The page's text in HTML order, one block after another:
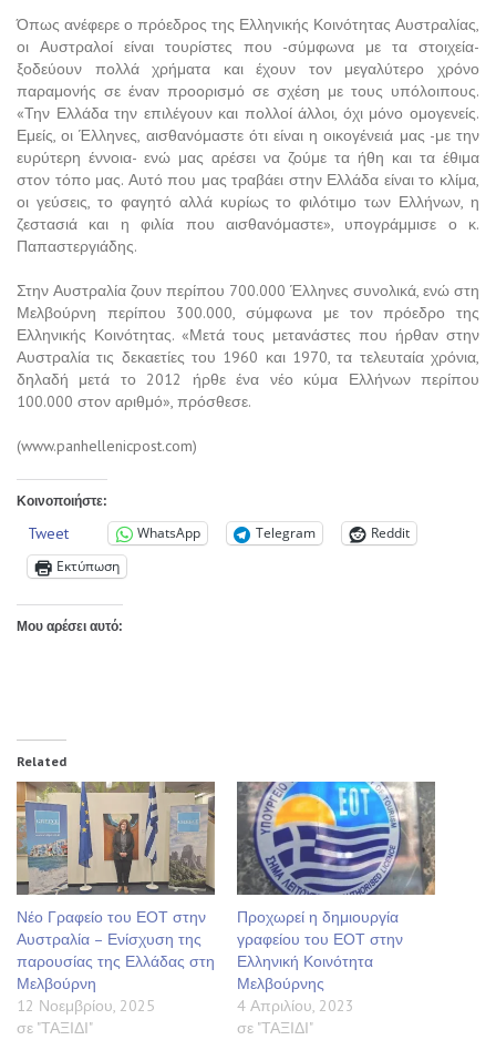
Όπως ανέφερε ο πρόεδρος της Ελληνικής Κοινότητας Αυστραλίας,
οι Αυστραλοί είναι τουρίστες που -σύμφωνα με τα στοιχεία-
ξοδεύουν πολλά χρήματα και έχουν τον μεγαλύτερο χρόνο
παραμονής σε έναν προορισμό σε σχέση με τους υπόλοιπους.
«Την Ελλάδα την επιλέγουν και πολλοί άλλοι, όχι μόνο ομογενείς.
Εμείς, οι Έλληνες, αισθανόμαστε ότι είναι η οικογένειά μας -με την
ευρύτερη έννοια- ενώ μας αρέσει να ζούμε τα ήθη και τα έθιμα
στον τόπο μας. Αυτό που μας τραβάει στην Ελλάδα είναι το κλίμα,
οι γεύσεις, το φαγητό αλλά κυρίως το φιλότιμο των Ελλήνων, η
ζεστασιά και η φιλία που αισθανόμαστε», υπογράμμισε ο κ.
Παπαστεργιάδης.
Στην Αυστραλία ζουν περίπου 700.000 Έλληνες συνολικά, ενώ στη
Μελβούρνη περίπου 300.000, σύμφωνα με τον πρόεδρο της
Ελληνικής Κοινότητας. «Μετά τους μετανάστες που ήρθαν στην
Αυστραλία τις δεκαετίες του 1960 και 1970, τα τελευταία χρόνια,
δηλαδή μετά το 2012 ήρθε ένα νέο κύμα Ελλήνων περίπου
100.000 στον αριθμό», πρόσθεσε.
(www.panhellenicpost.com)
Κοινοποιήστε:
Tweet WhatsApp Telegram
Reddit
Εκτύπωση
Μου αρέσει αυτό:
Related
Νέο Γραφείο του ΕΟΤ στην
Αυστραλία – Ενίσχυση της
παρουσίας της Ελλάδας στη
Μελβούρνη
12 Νοεμβρίου, 2025
σε "ΤΑΞΙΔΙ"
Προχωρεί η δημιουργία
γραφείου του ΕΟΤ στην
Ελληνική Κοινότητα
Μελβούρνης
4 Απριλίου, 2023
σε "ΤΑΞΙΔΙ"